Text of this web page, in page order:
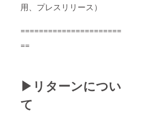
用、プレスリリース）
======================
==
▶リターンについ
て